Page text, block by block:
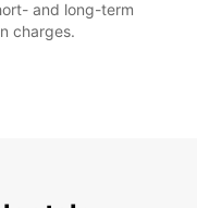
and long-term
charges.